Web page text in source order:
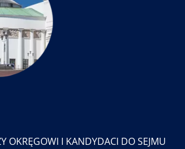
OKRĘGOWI I KANDYDACI DO SEJMU